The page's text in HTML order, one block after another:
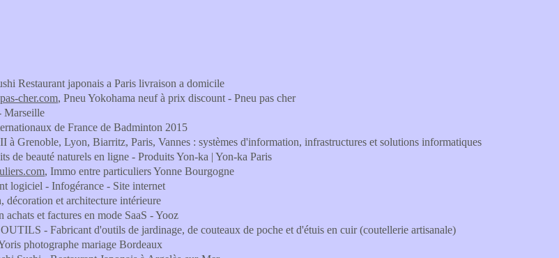
Restaurant japonais a Paris livraison a domicile
cher.com, Pneu Yokohama neuf à prix discount - Pneu pas cher
Marseille
de France de Badminton 2015
à Grenoble, Lyon, Biarritz, Paris, Vannes : systèmes d'information, infrastructures et solutions informatiques
de beauté naturels en ligne - Produits Yon-ka | Yon-ka Paris
, Immo entre particuliers Yonne Bourgogne
logiciel - Infogérance - Site internet
décoration et architecture intérieure
achats et factures en mode SaaS - Yooz
- Fabricant d'outils de jardinage, de couteaux de poche et d'étuis en cuir (coutellerie artisanale)
photographe mariage Bordeaux